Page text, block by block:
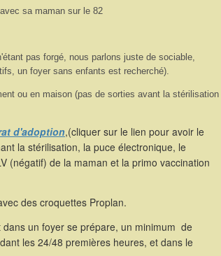
sa maman sur le 82
pas forgé, nous parlons juste de sociable,
un foyer sans enfants est recherché).
ou en maison (pas de sorties avant la stérilisation
d'adoption,(cliquer sur le lien pour avoir le
la stérilisation, la puce électronique, le
(négatif) de la maman et la primo vaccination
des croquettes Proplan.
un foyer se prépare, un minimum de
les 24/48 premières heures, et dans le